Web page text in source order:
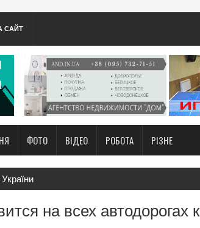
САЙТ
ФОТО ВІДЕО РОБОТА РІЗНЕ
на всех автодорогах к